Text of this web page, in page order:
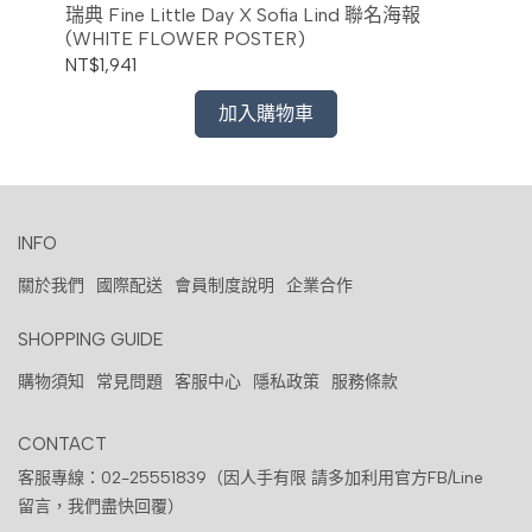
瑞典 Fine Little Day X Sofia Lind 聯名海報
(WHITE FLOWER POSTER)
NT$1,941
加入購物車
INFO
關於我們 國際配送 會員制度說明 企業合作
SHOPPING GUIDE
購物須知 常見問題 客服中心 隱私政策 服務條款
CONTACT
客服專線：02-25551839（因人手有限 請多加利用官方FB/Line
留言，我們盡快回覆）